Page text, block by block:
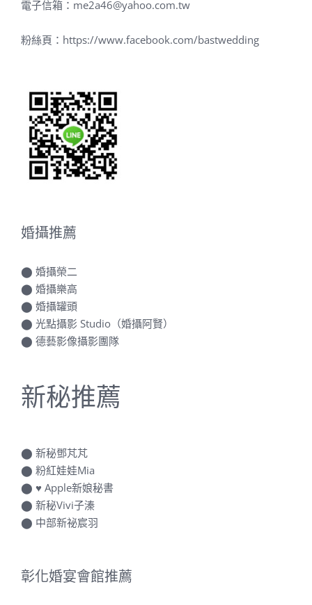
⬤ 婚攝樂高
⬤ 婚攝罐頭
⬤ 光點攝影 Studio（婚攝阿賢）
⬤ 德藝影像攝影團隊
新秘推薦
⬤ 粉紅娃娃Mia
⬤ ♥ Apple新娘秘書
⬤ 新秘Vivi子溱
⬤ 中部新祕宸羽